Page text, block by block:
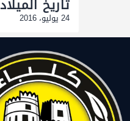
تاريخ الميلاد
24 يوليو، 2016